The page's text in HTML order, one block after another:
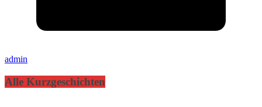
admin
Alle Kurzgeschichten